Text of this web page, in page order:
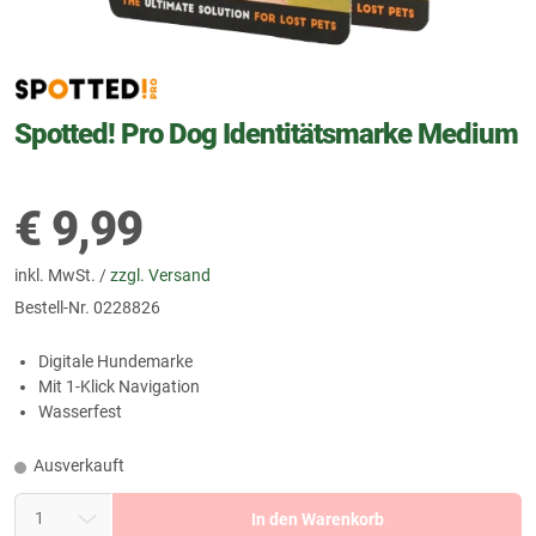
Spotted! Pro Dog Identitätsmarke Medium
€ 9,99
inkl. MwSt. /zzgl. Versand
Bestell-Nr. 0228826
Digitale Hundemarke
Mit 1-Klick Navigation
Wasserfest
Ausverkauft
In den Warenkorb